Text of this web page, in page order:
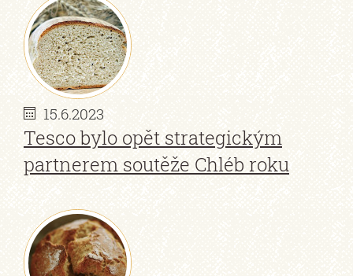
15.6.2023
Tesco bylo opět strategickým
partnerem soutěže Chléb roku